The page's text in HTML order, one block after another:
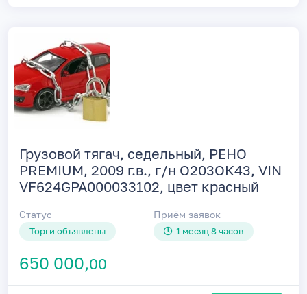
Грузовой тягач, седельный, РЕНО
PREMIUM, 2009 г.в., г/н О203ОК43, VIN
VF624GPA000033102, цвет красный
Статус
Торги объявлены
Приём заявок
1 месяц 8 часов
650 000,00